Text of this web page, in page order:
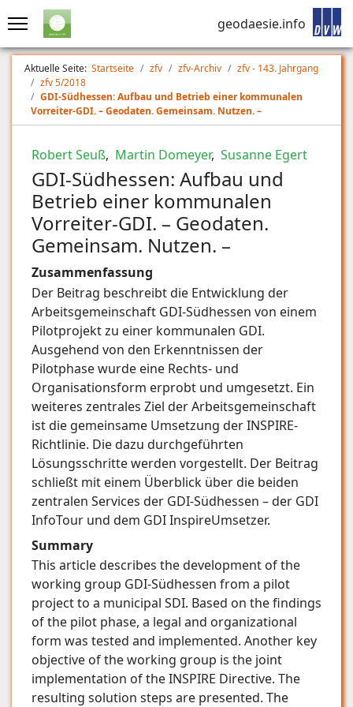
geodaesie.info
Aktuelle Seite: Startseite zfv zfv-Archiv
zfv - 143. Jahrgang
zfv 5/2018
GDI-Südhessen: Aufbau und Betrieb einer kommunalen
Vorreiter-GDI. – Geodaten. Gemeinsam. Nutzen. –
Robert Seuß, Martin Domeyer, Susanne Egert
GDI-Südhessen: Aufbau und
Betrieb einer kommunalen
Vorreiter-GDI. – Geodaten.
Gemeinsam. Nutzen. –
Zusammenfassung
Der Beitrag beschreibt die Entwicklung der
Arbeitsgemeinschaft GDI-Südhessen von einem
Pilotprojekt zu einer kommunalen GDI.
Ausgehend von den Erkenntnissen der
Pilotphase wurde eine Rechts- und
Organisationsform erprobt und umgesetzt. Ein
weiteres zentrales Ziel der Arbeitsgemeinschaft
ist die gemeinsame Umsetzung der INSPIRE-
Richtlinie. Die dazu durchgeführten
Lösungsschritte werden vorgestellt. Der Beitrag
schließt mit einem Überblick über die beiden
zentralen Services der GDI-Südhessen – der GDI
InfoTour und dem GDI InspireUmsetzer.
Summary
This article describes the development of the
working group GDI-Südhessen from a pilot
project to a municipal SDI. Based on the findings
of the pilot phase, a legal and organizational
form was tested and implemented. Another key
objective of the working group is the joint
implementation of the ­INSPIRE Directive. The
resulting solution steps are presented. The